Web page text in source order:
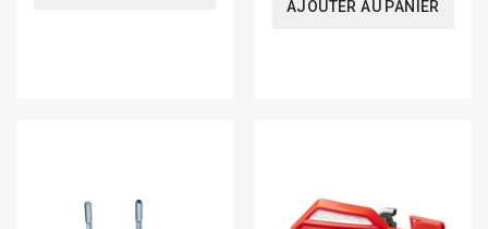
AJOUTER AU PANIER